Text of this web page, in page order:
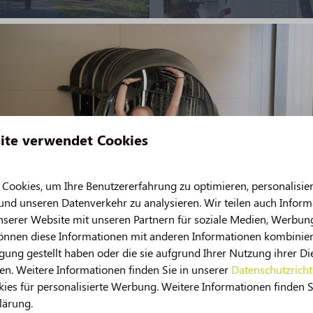
auf unserem 50-Plus-
sächsischen Bauernhöfe und vieles mehr. Für Kultur-
der mittelalterlichen Dorfanger, der
Urlaubs auf unserem 50-Plus-Campingplatz in den
Fahrrad mieten, um die Schönheit von Drenthe zu
verwendet Cookies
um Ihre Benutzererfahrung zu optimieren,
unseren Datenverkehr zu analysieren. Wir teilen auch
Website mit unseren Partnern für soziale Medien,
diese Informationen mit anderen Informationen
gestellt haben oder die sie aufgrund Ihrer Nutzung ihrer
Weitere Informationen finden Sie in unserer
für personalisierte Werbung. Weitere Informationen finden